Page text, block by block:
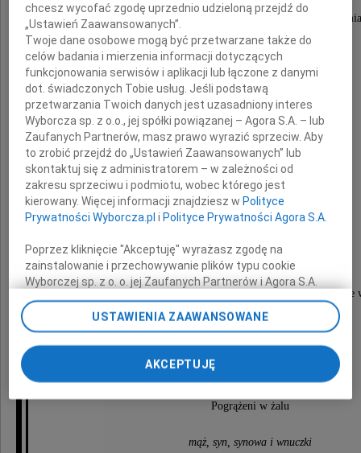
Z głębokim smutkiem i szczerym bólem
że dnia 1 czerwca 2012 roku,
po wieloletniej chorobie, odeszła od nas
Barbara
Westfal
najukochańsza Żona, Mama i Babcia
Msza święta żałobna przy Zmarłej odprawiona zostanie
dnia 6 czerwca 2012 roku, o godzinie 12.00
w kaplicy na Cmentarzu Salwatorskim,
Pogrążeni w żalu
mąż, syn, synowa i wnuczki
chcesz wycofać zgodę uprzednio udzieloną przejdź do
„Ustawień Zaawansowanych”.
Twoje dane osobowe mogą być przetwarzane także do
celów badania i mierzenia informacji dotyczących
funkcjonowania serwisów i aplikacji lub łączone z danymi
dot. świadczonych Tobie usług. Jeśli podstawą
przetwarzania Twoich danych jest uzasadniony interes
Wyborcza sp. z o.o., jej spółki powiązanej – Agora S.A. – lub
Zaufanych Partnerów, masz prawo wyrazić sprzeciw. Aby
to zrobić przejdź do „Ustawień Zaawansowanych” lub
skontaktuj się z administratorem – w zależności od
zakresu sprzeciwu i podmiotu, wobec którego jest
kierowany. Więcej informacji znajdziesz w Polityce
Prywatności Wyborcza.pl i Polityce Prywatności Agora S.A.
Poprzez kliknięcie "Akceptuję" wyrażasz zgodę na
zainstalowanie i przechowywanie plików typu cookie
Wyborczej sp. z o. o. jej Zaufanych Partnerów i Agora S.A.
na Twoim urządzeniu końcowym. Możesz też w każdej
chwili zmienić swoje preferencje dot. plików cookie,
ponownie wywołując narzędzie do zarządzania Twoimi
preferencjami dot. przetwarzania danych poprzez
odnośnik „Ustawienia prywatności” w stopce serwisu i
przechodząc do sekcji „Ustawienia zaawansowane”.
My, nasi Zaufani Partnerzy i Agora S.A. możemy
USTAWIENIA ZAAWANSOWANE
AKCEPTUJĘ